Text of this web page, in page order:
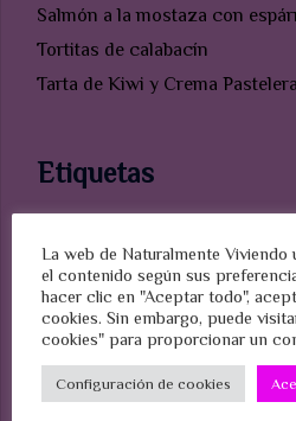
Salmón a la mostaza con
Tortitas de calabacín
Tarta de Kiwi y Crema Pastelera
Etiquetas
Aceite Aperitivo Bizcocho
Chocolate Cobertura
Ensalada Entrante Fiesta
Halloween Home made
La web de Naturalmente Viviendo
el contenido según sus
hacer clic en "Aceptar todo",
cookies. Sin embargo, puede
cookies" para proporcionar un
Configuración de cookies